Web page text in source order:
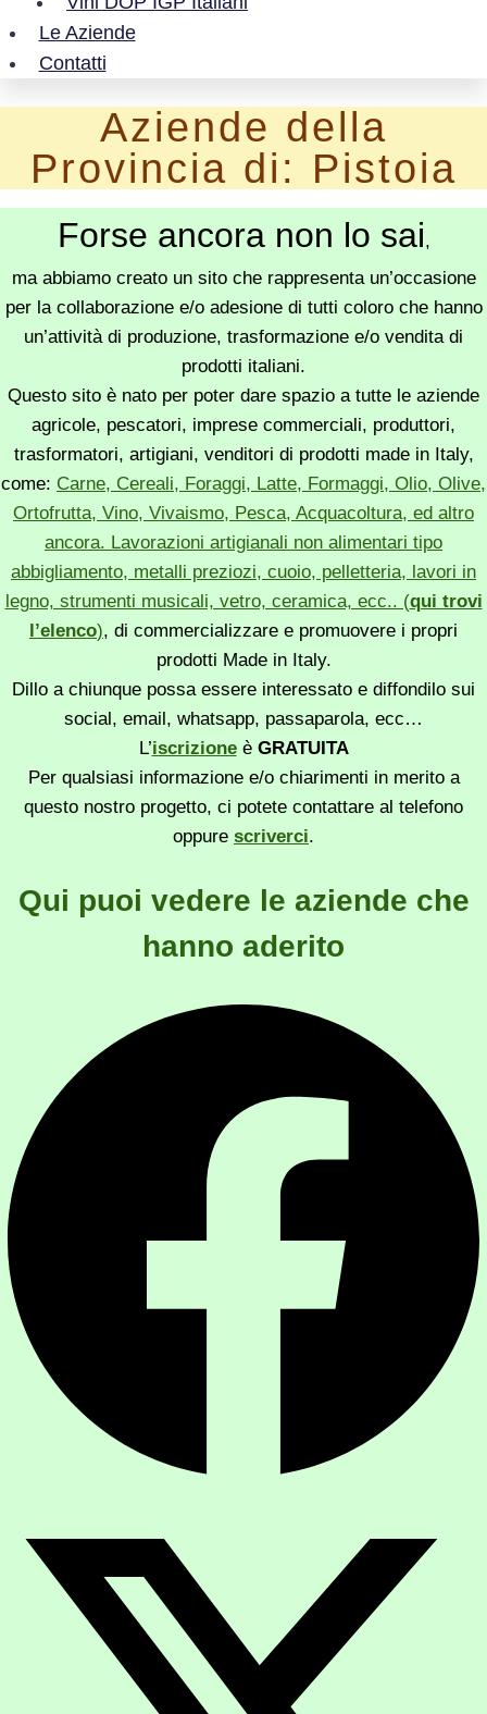
Le Aziende
Contatti
Aziende della
Provincia di: Pistoia
Forse ancora non lo sai,
ma abbiamo creato un sito che rappresenta un’occasione
per la collaborazione e/o adesione di tutti coloro che hanno
un’attività di produzione, trasformazione e/o vendita di
prodotti italiani.
Questo sito è nato per poter dare spazio a tutte le aziende
agricole, pescatori, imprese commerciali, produttori,
trasformatori, artigiani, venditori di prodotti made in Italy,
come: Carne, Cereali, Foraggi, Latte, Formaggi, Olio, Olive,
Ortofrutta, Vino, Vivaismo, Pesca, Acquacoltura, ed altro
ancora. Lavorazioni artigianali non alimentari tipo
abbigliamento, metalli preziozi, cuoio, pelletteria, lavori in
legno, strumenti musicali, vetro, ceramica, ecc.. (qui trovi
l’elenco), di commercializzare e promuovere i propri
prodotti Made in Italy.
Dillo a chiunque possa essere interessato e diffondilo sui
social, email, whatsapp, passaparola, ecc…
L’iscrizioneè GRATUITA
Per qualsiasi informazione e/o chiarimenti in merito a
questo nostro progetto, ci potete contattare al telefono
oppure scriverci.
Qui puoi vedere le aziende che
hanno aderito